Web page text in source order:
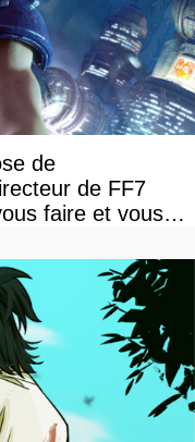
de
de FF7
faire et vous